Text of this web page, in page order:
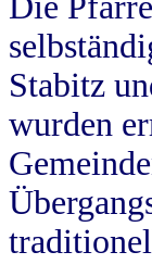
Stabitz
wurden